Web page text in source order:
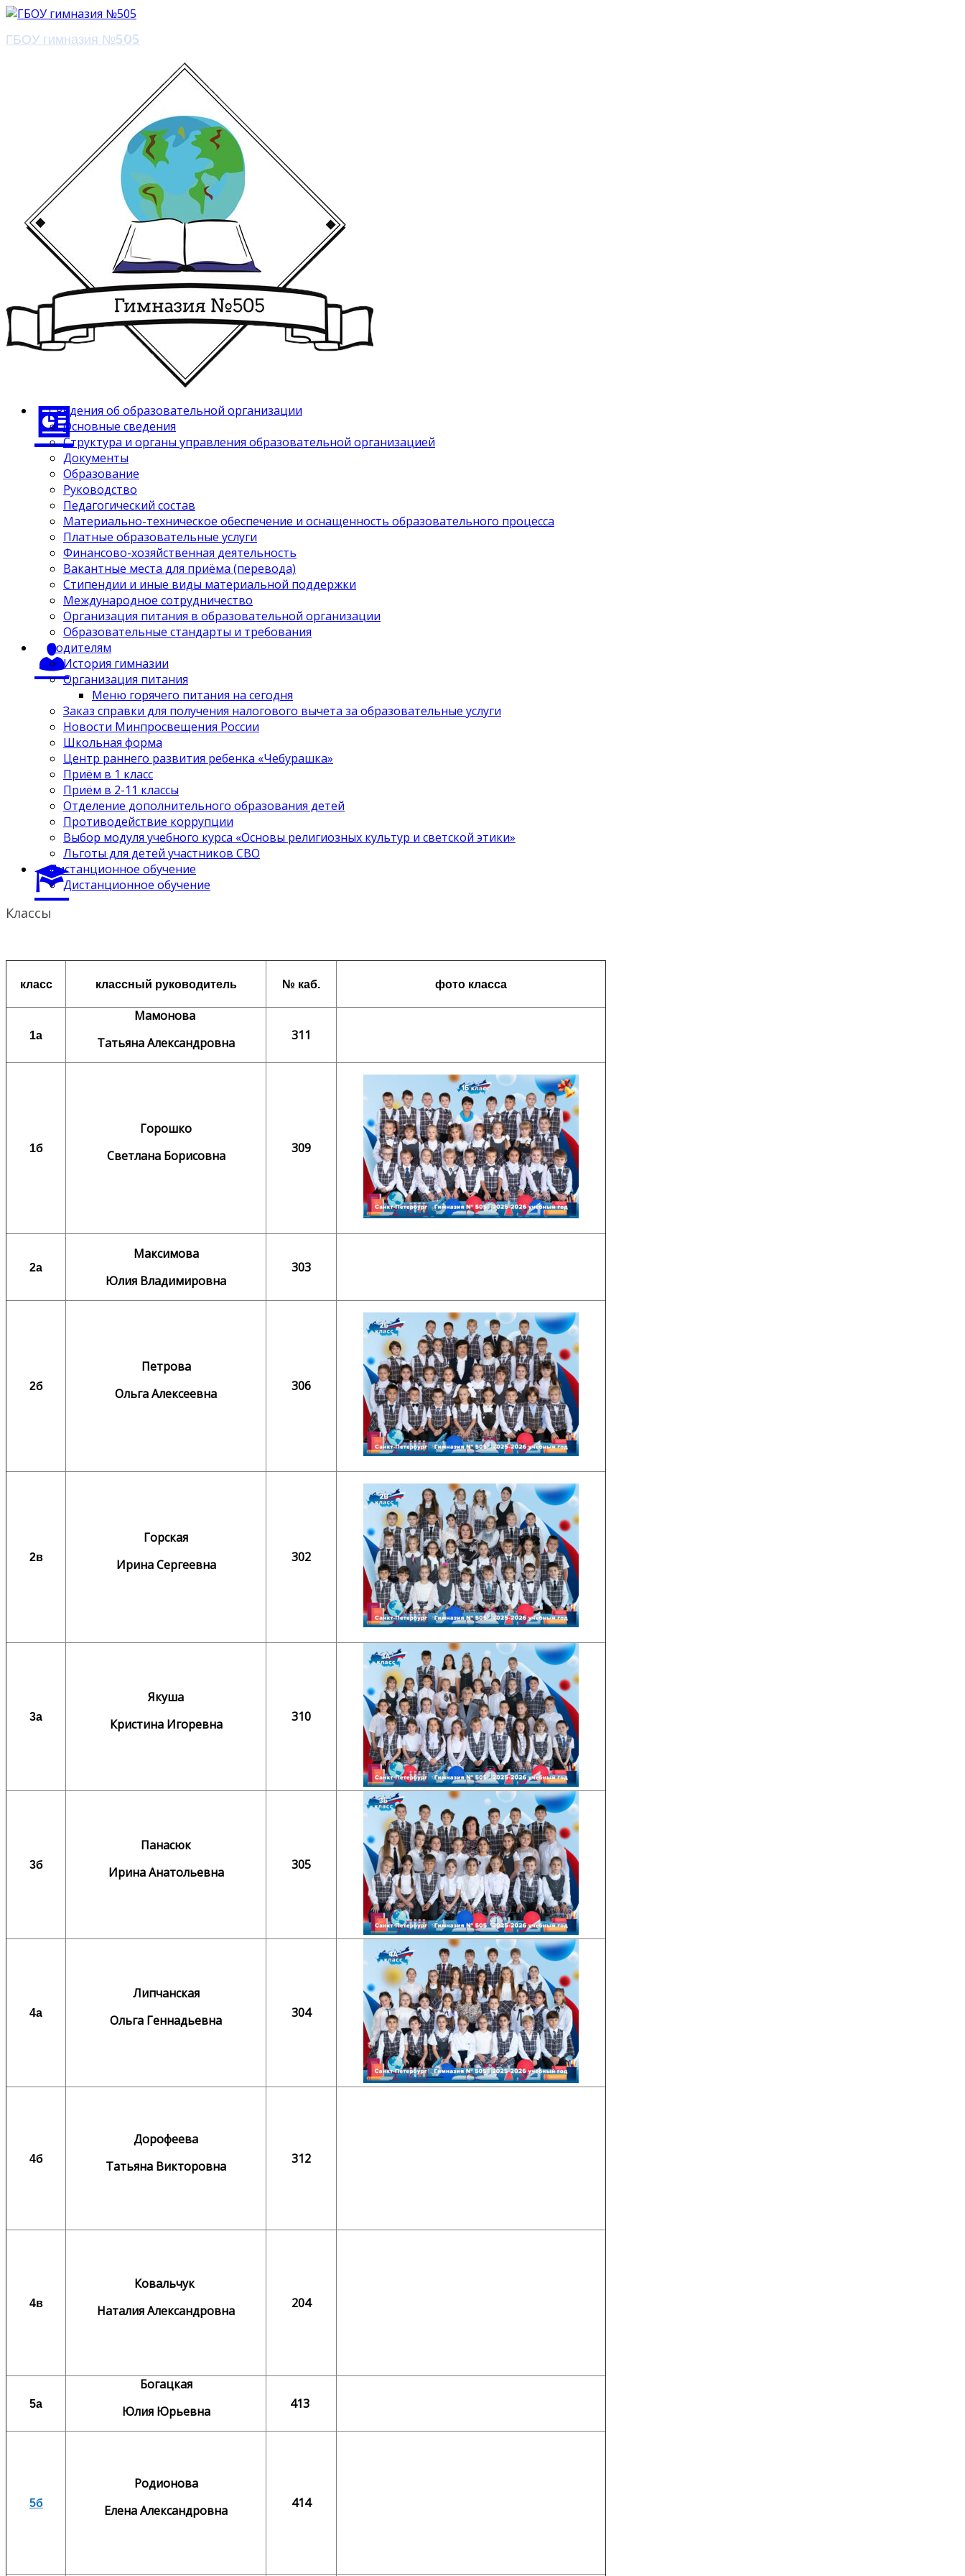
ГБОУ гимназия №505
Сведения об образовательной организации
Основные сведения
Структура и органы управления образовательной организацией
Документы
Образование
Руководство
Педагогический состав
Материально-техническое обеспечение и оснащенность образовательного процесса
Платные образовательные услуги
Финансово-хозяйственная деятельность
Вакантные места для приёма (перевода)
Стипендии и иные виды материальной поддержки
Международное сотрудничество
Организация питания в образовательной организации
Образовательные стандарты и требования
Родителям
История гимназии
Организация питания
Меню горячего питания на сегодня
Заказ справки для получения налогового вычета за образовательные услуги
Новости Минпросвещения России
Школьная форма
Центр раннего развития ребенка «Чебурашка»
Приём в 1 класс
Приём в 2-11 классы
Отделение дополнительного образования детей
Противодействие коррупции
Выбор модуля учебного курса «Основы религиозных культур и светской этики»
Льготы для детей участников СВО
Дистанционное обучение
Дистанционное обучение
Классы
класс классный руководитель № каб. фото класса
1а
Мамонова
Татьяна Александровна
311
1б
Горошко
Светлана Борисовна
309
2а
Максимова
Юлия Владимировна
303
2б
Петрова
Ольга Алексеевна
306
2в
Горская
Ирина Сергеевна
302
3а
Якуша
Кристина Игоревна
310
3б
Панасюк
Ирина Анатольевна
305
4а
Липчанская
Ольга Геннадьевна
304
4б
Дорофеева
Татьяна Викторовна
312
4в
Ковальчук
Наталия Александровна
204
5а
Богацкая
Юлия Юрьевна
413
5б
Родионова
Елена Александровна
414